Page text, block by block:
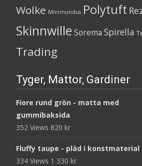
Wolke Minimundus Polytuft
Skinnwille Sorema Spirella
Trading
Tyger, Mattor, Gardiner
Fiore rund grön - matta med
gummibaksida
352 Views 820 kr
Fluffy taupe - pläd i konstmaterial
334 Views 1 330 kr